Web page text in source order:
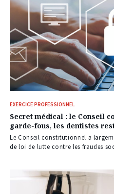
EXERCICE PROFESSIONNEL
Secret médical : le Conseil
garde-fous, les dentistes
Le Conseil constitutionnel a
de loi de lutte contre les fraudes